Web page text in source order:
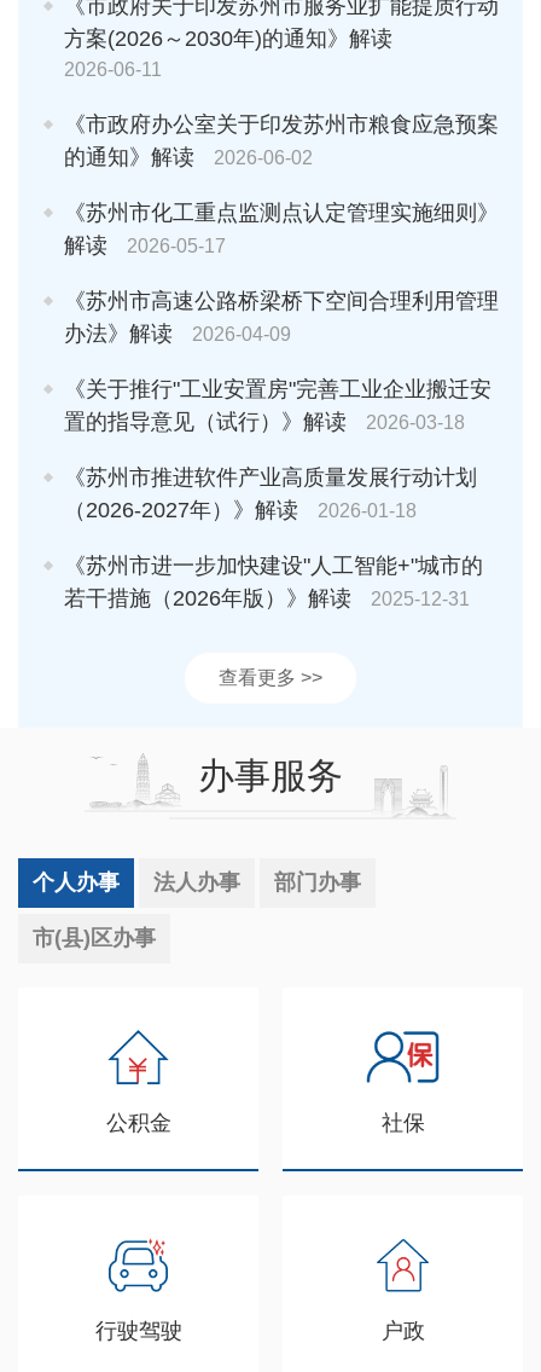
《市政府关于印发苏州市服务业扩能提质行动
方案(2026～2030年)的通知》解读
2026-06-11
《市政府办公室关于印发苏州市粮食应急预案
的通知》解读
2026-06-02
《苏州市化工重点监测点认定管理实施细则》
解读
2026-05-17
《苏州市高速公路桥梁桥下空间合理利用管理
办法》解读
2026-04-09
《关于推行"工业安置房"完善工业企业搬迁安
置的指导意见（试行）》解读
2026-03-18
《苏州市推进软件产业高质量发展行动计划
（2026-2027年）》解读
2026-01-18
《苏州市进一步加快建设"人工智能+"城市的
若干措施（2026年版）》解读
2025-12-31
查看更多 >>
办事服务
个人办事 法人办事 部门办事
市(县)区办事
公积金 社保
行驶驾驶 户政